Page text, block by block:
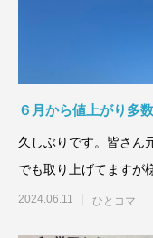
６月から値上がり多
久しぶりです。皆さん
でも取り上げてますが
は未
2024.06.11 ひとコマ